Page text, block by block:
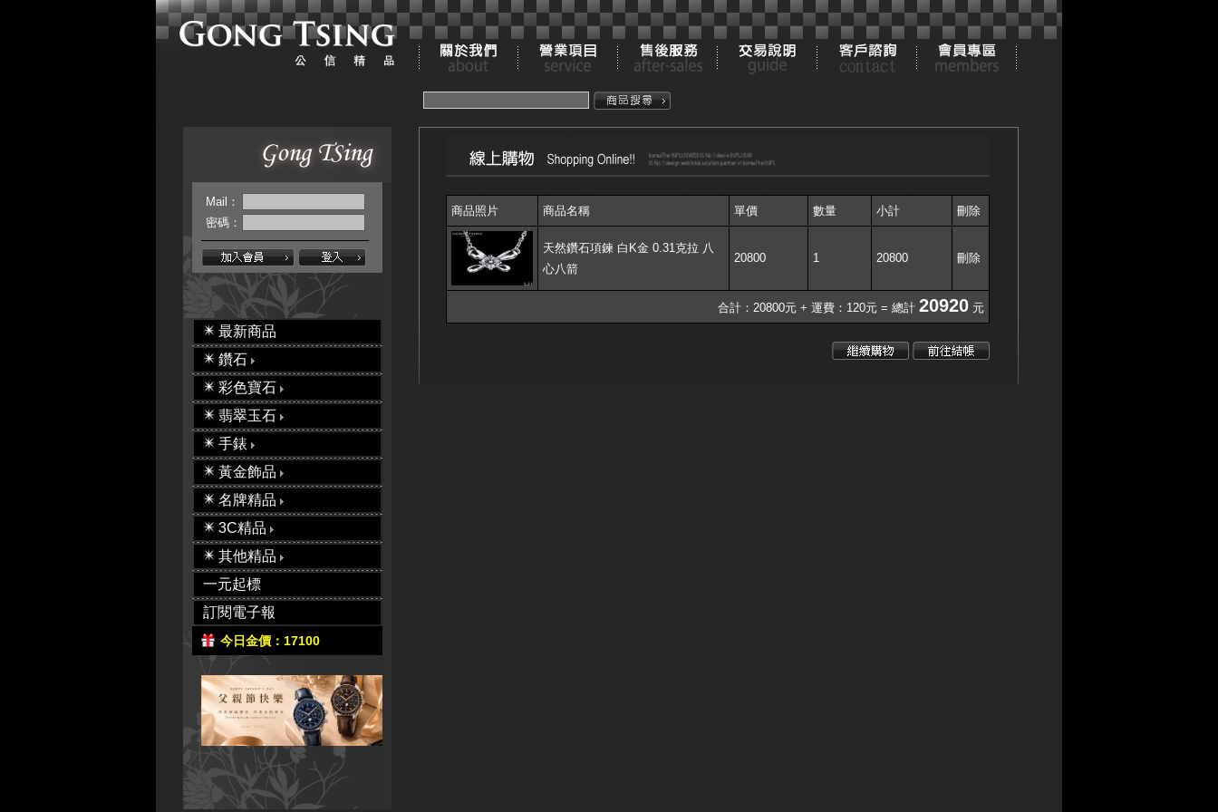
Mail：
密碼：
最新商品
鑽石
彩色寶石
翡翠玉石
手錶
黃金飾品
名牌精品
3C精品
其他精品
一元起標
訂閱電子報
今日金價：17100
商品照片 商品名稱 單價 數量 小計 刪除
天然鑽石項鍊 白K金 0.31克拉 八
心八箭
20800 1 20800 刪除
合計：20800元 + 運費：120元 = 總計 20920 元